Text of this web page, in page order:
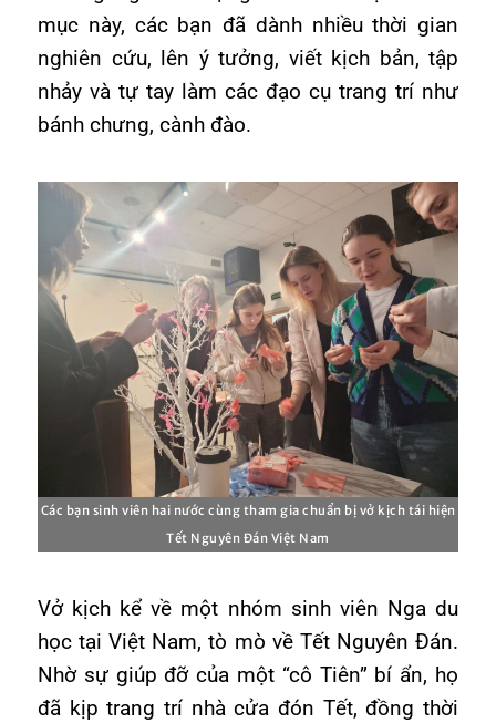
mục này, các bạn đã dành nhiều thời gian
nghiên cứu, lên ý tưởng, viết kịch bản, tập
nhảy và tự tay làm các đạo cụ trang trí như
bánh chưng, cành đào.
Các bạn sinh viên hai nước cùng tham gia chuẩn bị vở kịch tái hiện
Tết Nguyên Đán Việt Nam
Vở kịch kể về một nhóm sinh viên Nga du
học tại Việt Nam, tò mò về Tết Nguyên Đán.
Nhờ sự giúp đỡ của một “cô Tiên” bí ẩn, họ
đã kịp trang trí nhà cửa đón Tết, đồng thời